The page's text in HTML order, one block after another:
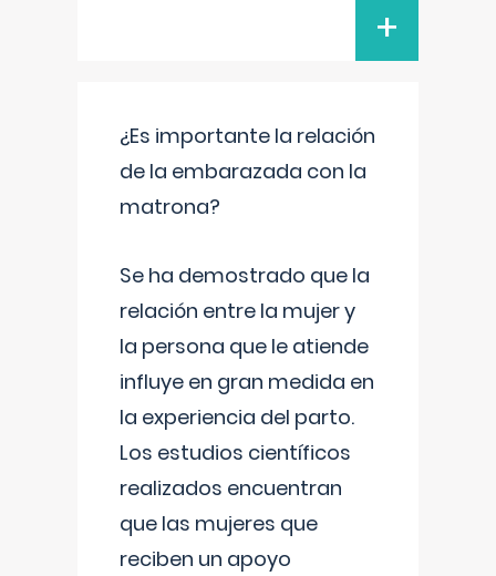
+
¿Es importante la relación
de la embarazada con la
matrona?
Se ha demostrado que la
relación entre la mujer y
la persona que le atiende
influye en gran medida en
la experiencia del parto.
Los estudios científicos
realizados encuentran
que las mujeres que
reciben un apoyo